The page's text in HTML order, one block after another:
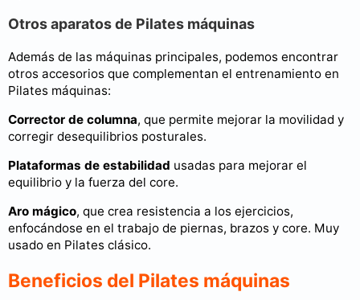
Otros aparatos de Pilates máquinas
Además de las máquinas principales, podemos encontrar
otros accesorios que complementan el entrenamiento en
Pilates máquinas:
Corrector de columna, que permite mejorar la movilidad y
corregir desequilibrios posturales.
Plataformas de estabilidad usadas para mejorar el
equilibrio y la fuerza del core.
Aro mágico, que crea resistencia a los ejercicios,
enfocándose en el trabajo de piernas, brazos y core. Muy
usado en Pilates clásico.
Beneficios del Pilates máquinas